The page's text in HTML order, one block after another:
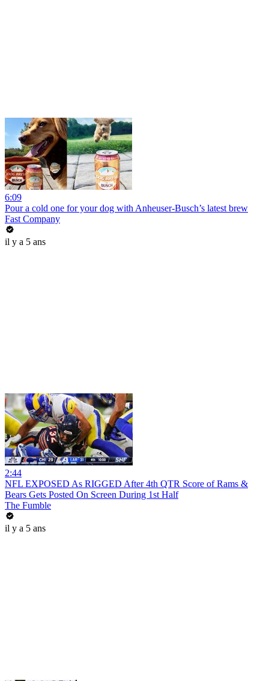
6:09
Pour a cold one for your dog with Anheuser-Busch’s latest brew
Fast Company
il y a 5 ans
2:44
NFL EXPOSED As RIGGED After 4th QTR Score of Rams &
Bears Gets Posted On Screen During 1st Half
The Fumble
il y a 5 ans